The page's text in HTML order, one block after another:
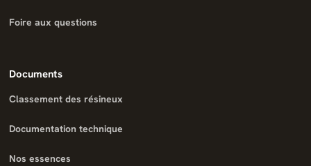
Foire aux questions
Documents
Classement des résineux
Documentation technique
Nos essences